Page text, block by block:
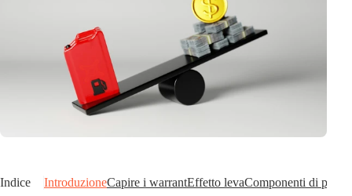
Indice IntroduzioneCapire i warrantEffetto levaComponenti di